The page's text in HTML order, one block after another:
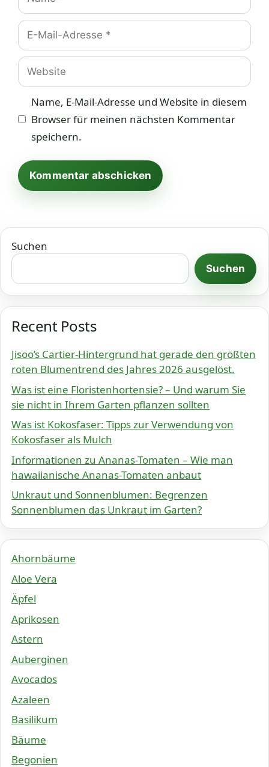
E-
Mail-
Adresse
Website
Name, E-Mail-Adresse und Website in diesem
Browser für meinen nächsten Kommentar
speichern.
Suchen
Suchen
Recent Posts
Jisoo’s Cartier-Hintergrund hat gerade den größten
roten Blumentrend des Jahres 2026 ausgelöst.
Was ist eine Floristenhortensie? – Und warum Sie
sie nicht in Ihrem Garten pflanzen sollten
Was ist Kokosfaser: Tipps zur Verwendung von
Kokosfaser als Mulch
Informationen zu Ananas-Tomaten – Wie man
hawaiianische Ananas-Tomaten anbaut
Unkraut und Sonnenblumen: Begrenzen
Sonnenblumen das Unkraut im Garten?
Ahornbäume
Aloe Vera
Äpfel
Aprikosen
Astern
Auberginen
Avocados
Azaleen
Basilikum
Bäume
Begonien